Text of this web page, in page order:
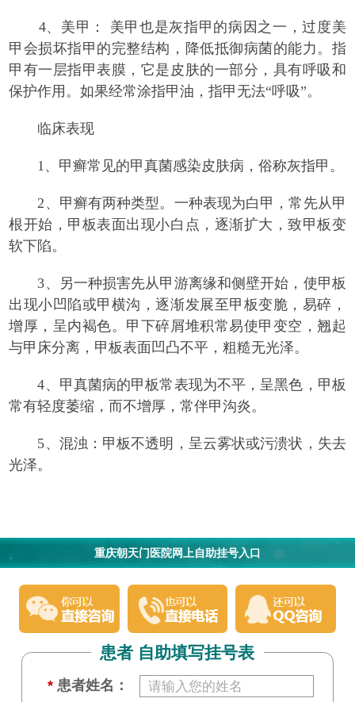
4、美甲： 美甲也是灰指甲的病因之一，过度美
甲会损坏指甲的完整结构，降低抵御病菌的能力。指
甲有一层指甲表膜，它是皮肤的一部分，具有呼吸和
保护作用。如果经常涂指甲油，指甲无法“呼吸”。
临床表现
1、甲癣常见的甲真菌感染皮肤病，俗称灰指甲。
2、甲癣有两种类型。一种表现为白甲，常先从甲
根开始，甲板表面出现小白点，逐渐扩大，致甲板变
软下陷。
3、另一种损害先从甲游离缘和侧壁开始，使甲板
出现小凹陷或甲横沟，逐渐发展至甲板变脆，易碎，
增厚，呈内褐色。甲下碎屑堆积常易使甲变空，翘起
与甲床分离，甲板表面凹凸不平，粗糙无光泽。
4、甲真菌病的甲板常表现为不平，呈黑色，甲板
常有轻度萎缩，而不增厚，常伴甲沟炎。
5、混浊：甲板不透明，呈云雾状或污溃状，失去
光泽。
重庆朝天门医院网上自助挂号入口
患者 自助填写挂号表
* 患者姓名：